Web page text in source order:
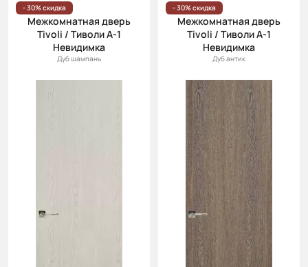
- 30% скидка
Межкомнатная дверь
Tivoli / Тиволи А-1
Невидимка
Дуб шампань
- 30% скидка
Межкомнатная дверь
Tivoli / Тиволи А-1
Невидимка
Дуб антик